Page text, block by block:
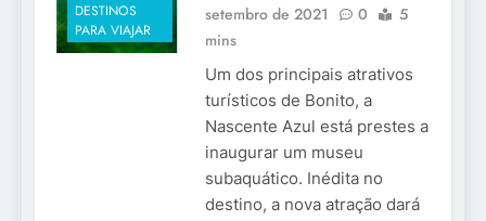
DESTINOS
PARA VIAJAR
setembro de 2021
0
5
mins
Um dos principais atrativos
turísticos de Bonito, a
Nascente Azul está prestes a
inaugurar um museu
subaquático. Inédita no
destino, a nova atração dará